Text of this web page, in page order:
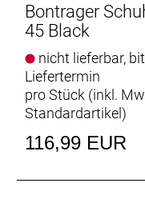
Bontrager
45 Black
nicht lieferbar,
Liefertermin
pro Stück (inkl.
Standardartikel)
116,99 EUR